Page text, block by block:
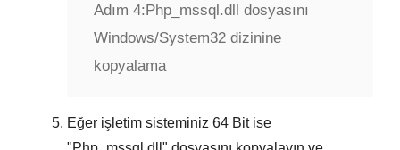
Adım 4:Php_mssql.dll dosyasını
Windows/System32 dizinine
kopyalama
Eğer işletim sisteminiz 64 Bitise